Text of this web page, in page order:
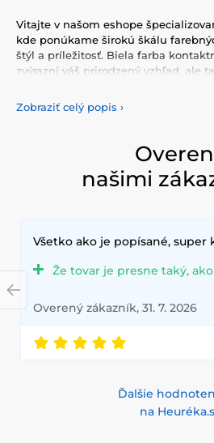
Vitajte v našom eshope
kde ponúkame širokú škálu
štýl a príležitosť. Biela farba
zvýrazní váš prirodzený vzhľad, ale
pestrej ponuky farebných šošoviek,
komfort a bezpečnosť po celý deň.
najvyššie štandardy kvality a
Zobraziť celý popis ›
našimi
Všetko ako je popísané, super
Že tovar je presne taký,
Overený zákazník, 31. 7. 2026
Ďalšie
na